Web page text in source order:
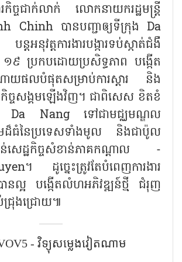
កិច្ចជាក់លាក់ លោកនាយករដ្ឋមន្ត្រី
Chinh បានបញ្ជាឲ្យទីក្រុង Da
វត្តការងារបង្ការទប់ស្កាត់ជំងឺ
១៩ ប្រកបដោយប្រសិទ្ធភាព បង្កើត
យផលបំផុតសម្រាប់ការស្តារ និង
កិច្ចសង្គមឡើងវិញ។ ជាពិសេស ខិតខំ
Da Nang ទៅជាមជ្ឈមណ្ឌល
មដ៏ធំនៃប្រទេសទាំងមូល និងជាប៉ូល
សេដ្ឋកិច្ចសំខាន់ភាគកណ្តាល -
។ ដូច្នេះត្រូវតែបំពេញការងារ
បានល្អ បង្កើតលំហអភិវឌ្ឍន៍ថ្មី ជំរុញ
ជ្រុងជ្រោយ៕
- វិទ្យុសម្លេងវៀតណាម